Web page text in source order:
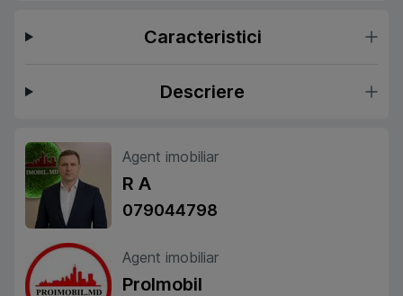
Caracteristici
Descriere
Agent imobiliar
R A
079044798
Agent imobiliar
ProImobil